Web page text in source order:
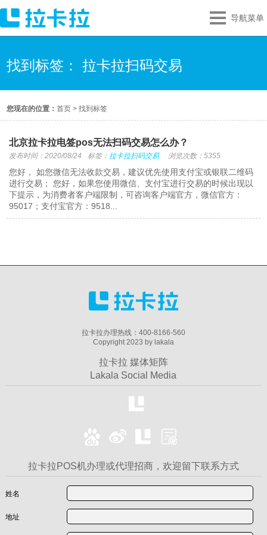
导航菜单
找到标签： 拉卡拉扫码交易
您现在的位置：首页 >找到标签
北京拉卡拉电签pos无法扫码交易怎么办？
发布时间：2020/08/24 标签： 拉卡拉扫码交易 浏览次数：5355
您好， 如您微信无法收款交易，建议优先使用支付宝或银联二维码
进行交易； 您好，如果您使用微信、支付宝进行交易的时候出现以
下提示，为消费者客户端限制，可咨询客户端官方，微信官方：
95017；支付宝官方：9518...
拉卡拉办理热线：400-8166-560
Copyright 2023 by lakala
拉卡拉 媒体矩阵
Lakala Social Media
拉卡拉POS机办理或代理招商，欢迎留下联系方式
姓名
地址